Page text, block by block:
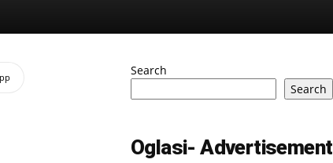
Search
Search
Oglasi- Advertisement